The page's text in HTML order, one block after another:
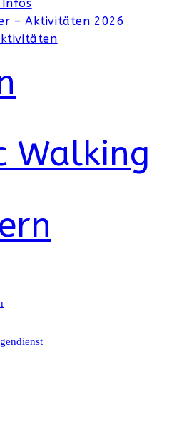
– Aktivitäten 2026
Walking